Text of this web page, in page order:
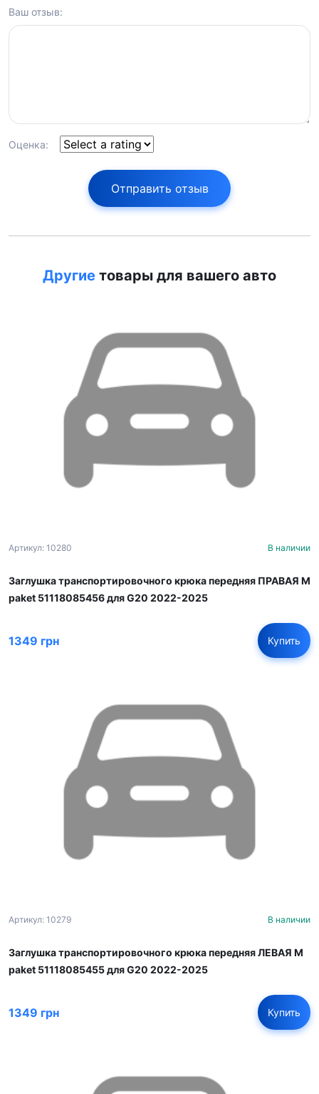
Ваш отзыв:
Оценка:
Отправить отзыв
Другие товары для вашего авто
Артикул: 10280 В наличии
Заглушка транспортировочного крюка передняя ПРАВАЯ M
paket 51118085456 для G20 2022-2025
1349 грн Купить
Артикул: 10279 В наличии
Заглушка транспортировочного крюка передняя ЛЕВАЯ M
paket 51118085455 для G20 2022-2025
1349 грн Купить